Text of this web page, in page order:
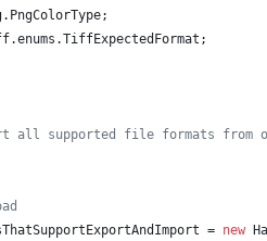
. PngColorType;
.enums .TiffExpectedFormat ;
all supported file formats from
= new